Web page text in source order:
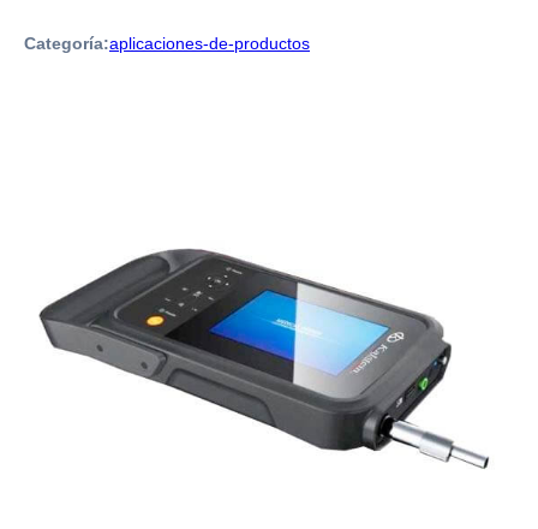
Categoría:aplicaciones-de-productos